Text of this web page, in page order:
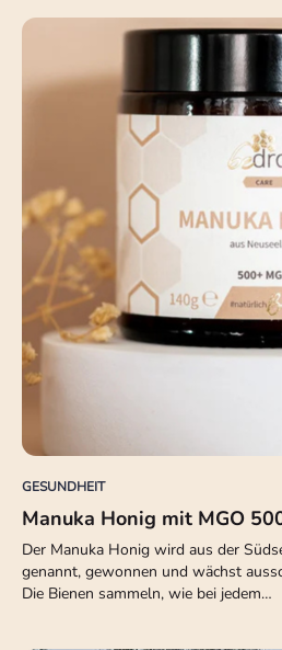
GESUNDHEIT
Manuka Honig mit MGO
Der Manuka Honig wird aus der
genannt, gewonnen und wächst
Die Bienen sammeln, wie bei jedem…